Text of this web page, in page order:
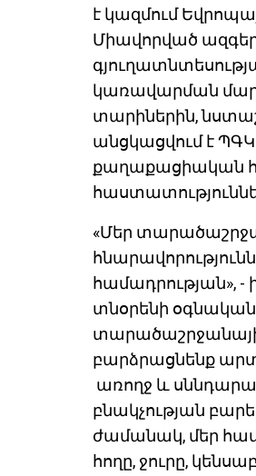
է կազմում
Միավորված
կառավարման
տարիներին,
անցկացվում է
քաղաքացիական
«Մեր
համադրության», -
տնօրենի
բարձրացնենք
առողջ և
բնակչության
ժամանակ, մեր
հողը, ջուրը,